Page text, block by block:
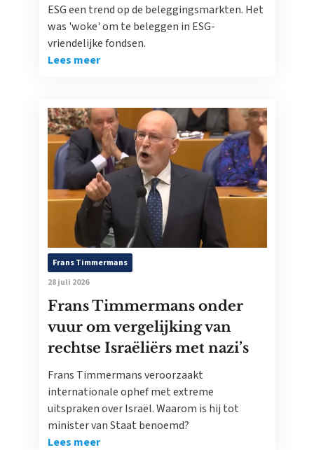
ESG een trend op de beleggingsmarkten. Het
was 'woke' om te beleggen in ESG-
vriendelijke fondsen.
Lees meer
Frans Timmermans
28 juli 2026
Frans Timmermans onder
vuur om vergelijking van
rechtse Israëliërs met nazi’s
Frans Timmermans veroorzaakt
internationale ophef met extreme
uitspraken over Israël. Waarom is hij tot
minister van Staat benoemd?
Lees meer